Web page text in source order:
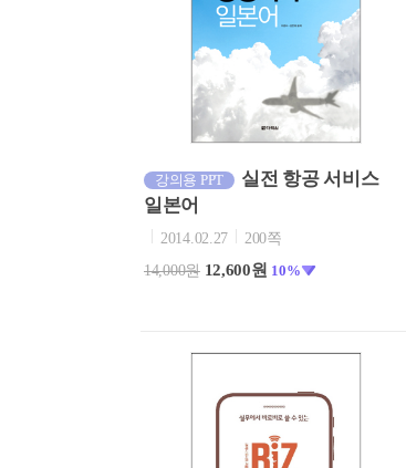
강의용 PPT
실전 항공 서비스
일본어
2014.02.27
200쪽
14,000원 12,600원 10%